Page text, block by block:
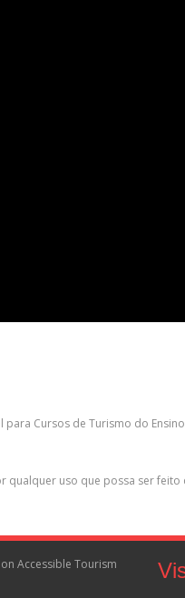
Cursos de Turismo do
uso que possa ser
Accessible Tourism